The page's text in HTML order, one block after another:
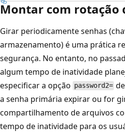
Montar com rotação
Girar periodicamente senhas
armazenamento) é uma prática
segurança. No entanto, no
algum tempo de inatividade
especificar a opção password2=
a senha primária expirar ou for
compartilhamento de arquivos
tempo de inatividade para os